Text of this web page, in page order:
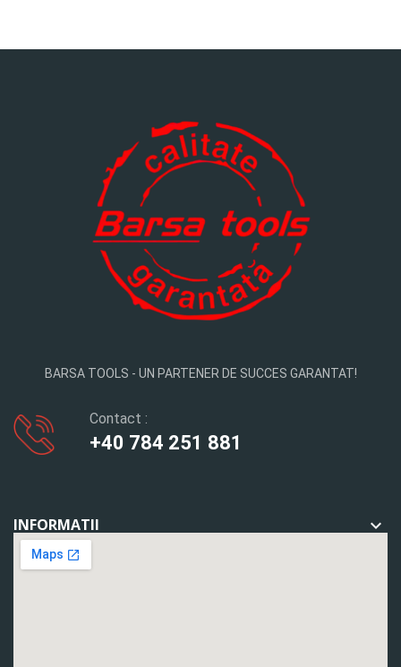
BARSA TOOLS - UN PARTENER DE SUCCES GARANTAT!
Contact :
+40 784 251 881
INFORMATII 